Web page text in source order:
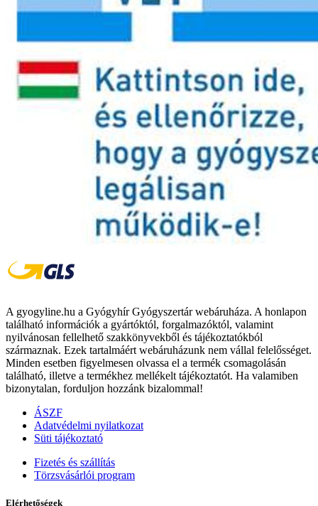
A gyogyline.hu a Gyógyhír Gyógyszertár webáruháza. A honlapon
található információk a gyártóktól, forgalmazóktól, valamint
nyilvánosan fellelhető szakkönyvekből és tájékoztatókból
származnak. Ezek tartalmáért webáruházunk nem vállal felelősséget.
Minden esetben figyelmesen olvassa el a termék csomagolásán
található, illetve a termékhez mellékelt tájékoztatót. Ha valamiben
bizonytalan, forduljon hozzánk bizalommal!
ÁSZF
Adatvédelmi nyilatkozat
Süti tájékoztató
Fizetés és szállítás
Törzsvásárlói program
Elérhetőségek